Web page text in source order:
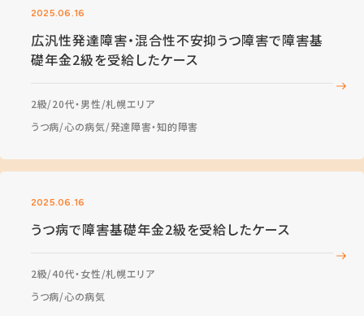
2025.06.16
広汎性発達障害・混合性不安抑うつ障害で障害基
礎年金2級を受給したケース
2級 20代・男性 札幌エリア
うつ病 心の病気 発達障害・知的障害
2025.06.16
うつ病で障害基礎年金2級を受給したケース
2級 40代・女性 札幌エリア
うつ病 心の病気